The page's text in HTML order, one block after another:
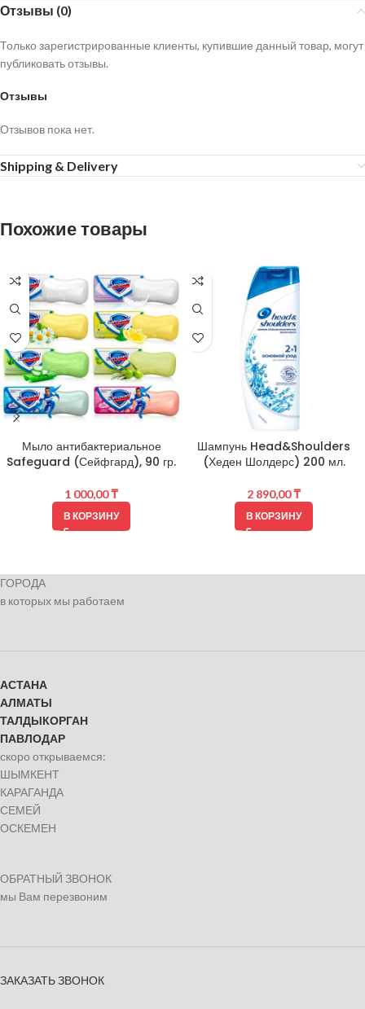
Отзывы (0)
Отзывы
Отзывов пока нет.
Только зарегистрированные клиенты, купившие данный товар, могут
публиковать отзывы.
Shipping & Delivery
Похожие товары
Мыло антибактериальное
Safeguard (Сейфгард), 90 гр.
1 000,00₸
В КОРЗИНУ
Шампунь Head&Shoulders
(Хеден Шолдерс) 200 мл.
2 890,00₸
В КОРЗИНУ
ГОРОДА
в которых мы работаем
АСТАНА
АЛМАТЫ
ТАЛДЫКОРГАН
ПАВЛОДАР
скоро открываемся:
ШЫМКЕНТ
КАРАГАНДА
СЕМЕЙ
ОСКЕМЕН
ОБРАТНЫЙ ЗВОНОК
мы Вам перезвоним
ЗАКАЗАТЬ ЗВОНОК